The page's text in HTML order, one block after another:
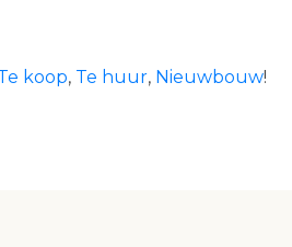
koop, Te huur, Nieuwbouw!